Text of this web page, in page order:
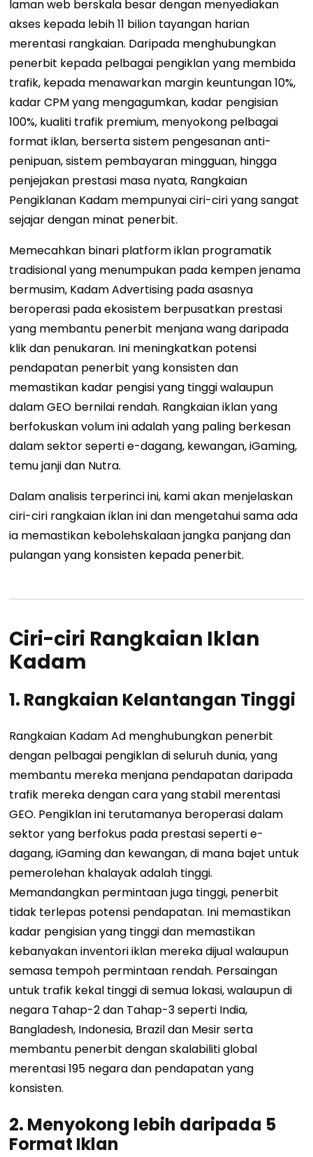
laman web berskala besar dengan menyediakan
akses kepada lebih 11 bilion tayangan harian
merentasi rangkaian. Daripada menghubungkan
penerbit kepada pelbagai pengiklan yang membida
trafik, kepada menawarkan margin keuntungan 10%,
kadar CPM yang mengagumkan, kadar pengisian
100%, kualiti trafik premium, menyokong pelbagai
format iklan, berserta sistem pengesanan anti-
penipuan, sistem pembayaran mingguan, hingga
penjejakan prestasi masa nyata, Rangkaian
Pengiklanan Kadam mempunyai ciri-ciri yang sangat
sejajar dengan minat penerbit.
Memecahkan binari platform iklan programatik
tradisional yang menumpukan pada kempen jenama
bermusim, Kadam Advertising pada asasnya
beroperasi pada ekosistem berpusatkan prestasi
yang membantu penerbit menjana wang daripada
klik dan penukaran. Ini meningkatkan potensi
pendapatan penerbit yang konsisten dan
memastikan kadar pengisi yang tinggi walaupun
dalam GEO bernilai rendah. Rangkaian iklan yang
berfokuskan volum ini adalah yang paling berkesan
dalam sektor seperti e-dagang, kewangan, iGaming,
temu janji dan Nutra.
Dalam analisis terperinci ini, kami akan menjelaskan
ciri-ciri rangkaian iklan ini dan mengetahui sama ada
ia memastikan kebolehskalaan jangka panjang dan
pulangan yang konsisten kepada penerbit.
Ciri-ciri Rangkaian Iklan
Kadam
1. Rangkaian Kelantangan Tinggi
Rangkaian Kadam Ad menghubungkan penerbit
dengan pelbagai pengiklan di seluruh dunia, yang
membantu mereka menjana pendapatan daripada
trafik mereka dengan cara yang stabil merentasi
GEO. Pengiklan ini terutamanya beroperasi dalam
sektor yang berfokus pada prestasi seperti e-
dagang, iGaming dan kewangan, di mana bajet untuk
pemerolehan khalayak adalah tinggi.
Memandangkan permintaan juga tinggi, penerbit
tidak terlepas potensi pendapatan. Ini memastikan
kadar pengisian yang tinggi dan memastikan
kebanyakan inventori iklan mereka dijual walaupun
semasa tempoh permintaan rendah. Persaingan
untuk trafik kekal tinggi di semua lokasi, walaupun di
negara Tahap-2 dan Tahap-3 seperti India,
Bangladesh, Indonesia, Brazil dan Mesir serta
membantu penerbit dengan skalabiliti global
merentasi 195 negara dan pendapatan yang
konsisten.
2. Menyokong lebih daripada 5
Format Iklan